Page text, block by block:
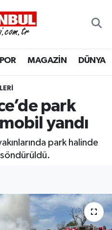
MAGAZİN DÜNYA
park
yandı
park halinde
söndürüldü.
ve Fikstür